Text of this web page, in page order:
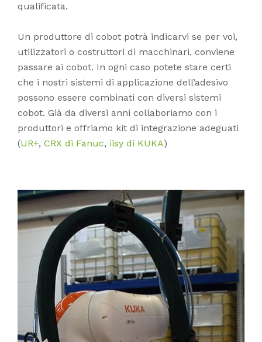
qualificata.
Un produttore di cobot potrà indicarvi se per voi,
utilizzatori o costruttori di macchinari, conviene
passare ai cobot. In ogni caso potete stare certi
che i nostri sistemi di applicazione dell’adesivo
possono essere combinati con diversi sistemi
cobot. Già da diversi anni collaboriamo con i
produttori e offriamo kit di integrazione adeguati
(UR+, CRX di Fanuc, iisy di KUKA)